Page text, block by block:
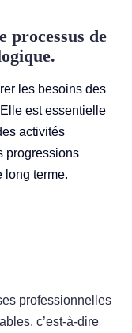
processus de
les besoins des
est essentielle
activités
progressions
long terme.
professionnelles
c’est-à-dire